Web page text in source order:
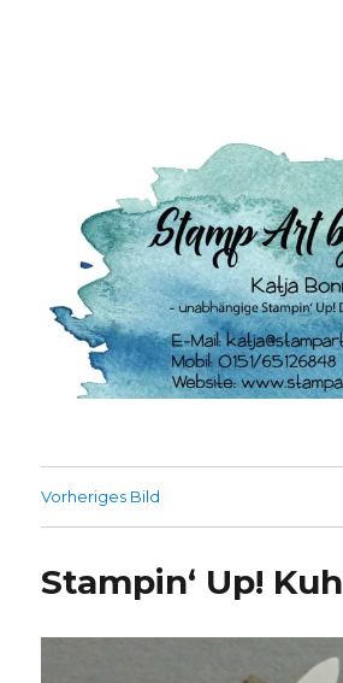
Vorheriges Bild
Stampin‘ Up! Kuh